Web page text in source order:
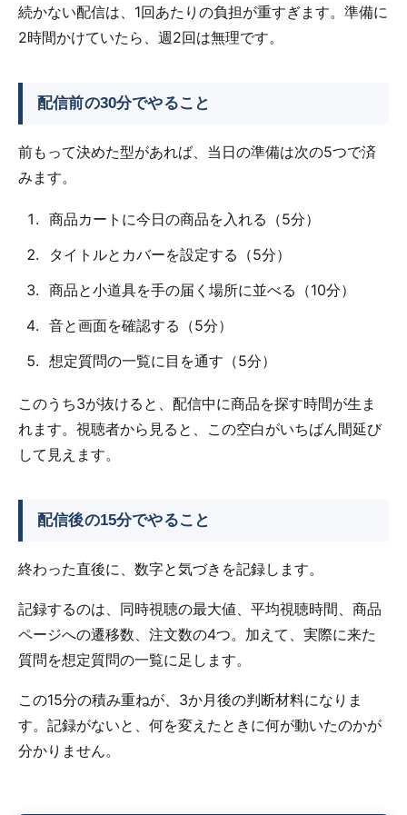
続かない配信は、1回あたりの負担が重すぎます。準備に
2時間かけていたら、週2回は無理です。
配信前の30分でやること
前もって決めた型があれば、当日の準備は次の5つで済
みます。
商品カートに今日の商品を入れる（5分）
タイトルとカバーを設定する（5分）
商品と小道具を手の届く場所に並べる（10分）
音と画面を確認する（5分）
想定質問の一覧に目を通す（5分）
このうち3が抜けると、配信中に商品を探す時間が生ま
れます。視聴者から見ると、この空白がいちばん間延び
して見えます。
配信後の15分でやること
終わった直後に、数字と気づきを記録します。
記録するのは、同時視聴の最大値、平均視聴時間、商品
ページへの遷移数、注文数の4つ。加えて、実際に来た
質問を想定質問の一覧に足します。
この15分の積み重ねが、3か月後の判断材料になりま
す。記録がないと、何を変えたときに何が動いたのかが
分かりません。